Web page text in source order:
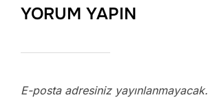
YORUM YAPIN
E-posta adresiniz yayınlanmayacak.